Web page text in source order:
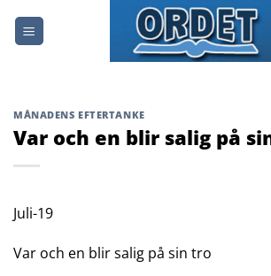
MÅNADENS EFTERTANKE
Var och en blir salig på
Juli-19
Var och en blir salig på sin tro